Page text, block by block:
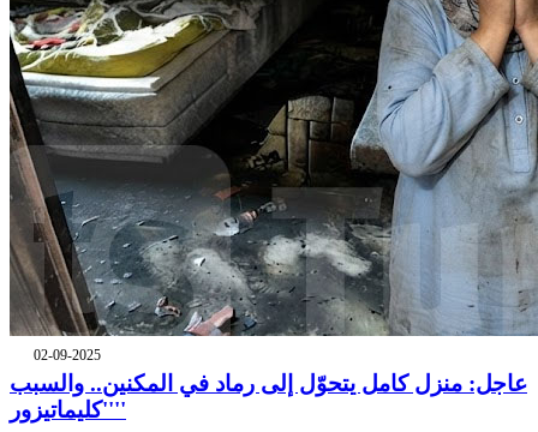
02-09-2025
عاجل: منزل كامل يتحوّل إلى رماد في المكنين.. والسبب
''كليماتيزور''